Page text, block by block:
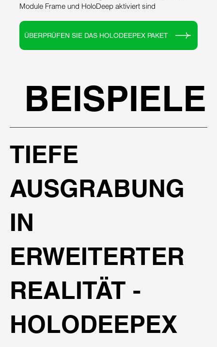
Module Frame und HoloDeep aktiviert sind
ÜBERPRÜFEN SIE DAS HOLODEEPEX PAKET
BEISPIELE
TIEFE
AUSGRABUNG
IN
ERWEITERTER
REALITÄT -
HOLODEEPEX